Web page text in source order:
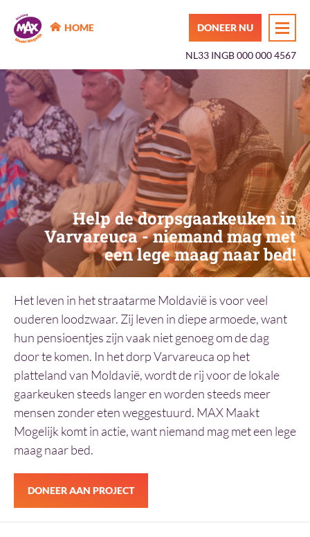
MAX Maakt Mogelijk
HOME DONEER NU
NL33 INGB 000 000 4567
Help de dorpsgaarkeuken in
Varvareuca - niemand mag met
een lege maag naar bed!
Het leven in het straatarme Moldavië is voor veel
ouderen loodzwaar. Zij leven in diepe armoede, want
hun pensioentjes zijn vaak niet genoeg om de dag
door te komen. In het dorp Varvareuca op het
platteland van Moldavië, wordt de rij voor de lokale
gaarkeuken steeds langer en worden steeds meer
mensen zonder eten weggestuurd. MAX Maakt
Mogelijk komt in actie, want niemand mag met een lege
maag naar bed.
DONEER AAN PROJECT